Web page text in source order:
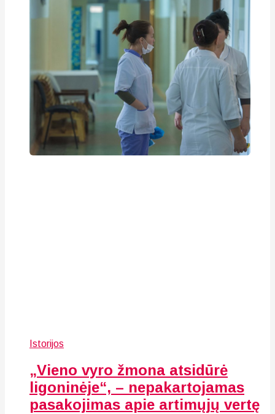
Istorijos
„Vieno vyro žmona atsidūrė
ligoninėje“, – nepakartojamas
pasakojimas apie artimųjų vertę